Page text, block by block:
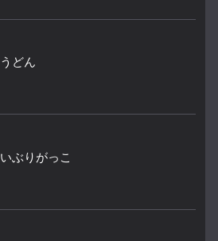
うどん
いぶりがっこ